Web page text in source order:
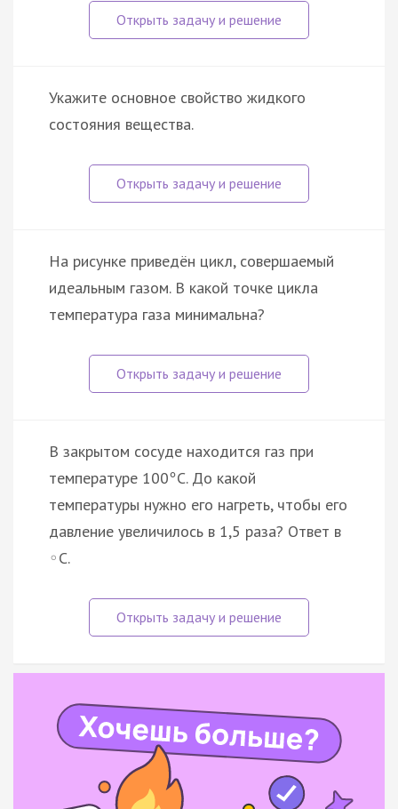
Укажите основное свойство жидкого
состояния вещества.
На рисунке приведён цикл, совершаемый
идеальным газом. В какой точке цикла
температура газа минимальна?
В закрытом сосуде находится газ при
температуре 100°С. До какой
температуры нужно его нагреть, чтобы его
давление увеличилось в 1,5 раза? Ответ в
◦С.